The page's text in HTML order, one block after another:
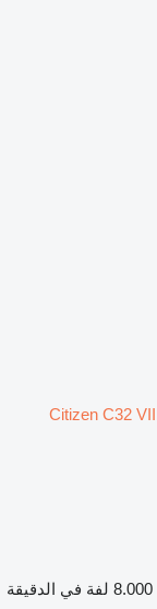
8.000 لفة في الدقيقة